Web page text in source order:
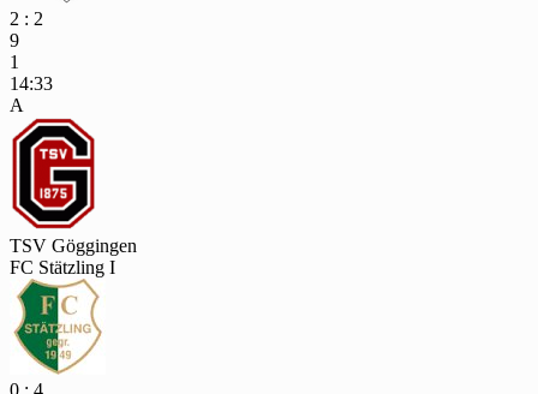
2 : 2
9
1
14:33
A
TSV Göggingen
FC Stätzling I